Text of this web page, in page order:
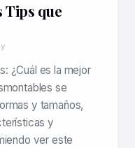
Tips que
¿Cuál es la mejor
se
y tamaños,
y
ver este